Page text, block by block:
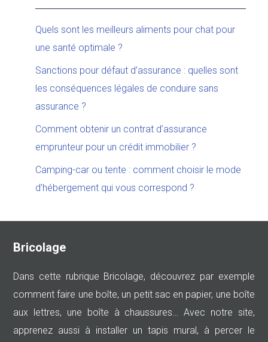
Quels sont les meilleurs aliments pour chat pour
une santé optimale ?
Sanctions pour défaut d’assurance : quelles sont
les conséquences légales de conduire sans
assurance ?
Comment obtenir un contrat d’assurance
emprunteur pour un crédit immobilier ?
Camping-car ou tente : comment choisir le mode
d’hébergement qui vous correspond ?
Bricolage
Dans cette rubrique Bricolage, découvrez par exemple
comment faire une boîte, un petit sac en papier, une boîte
aux lettres, une boîte à chaussures… Avec notre site,
apprenez aussi à installer un tapis mural, à percer le